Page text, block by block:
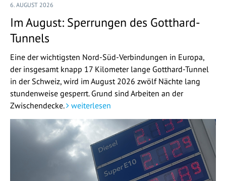
6. AUGUST 2026
Im August: Sperrungen des Gotthard-
Tunnels
Eine der wichtigsten Nord-Süd-Verbindungen in Europa,
der insgesamt knapp 17 Kilometer lange Gotthard-Tunnel
in der Schweiz, wird im August 2026 zwölf Nächte lang
stundenweise gesperrt. Grund sind Arbeiten an der
Zwischendecke.
weiterlesen